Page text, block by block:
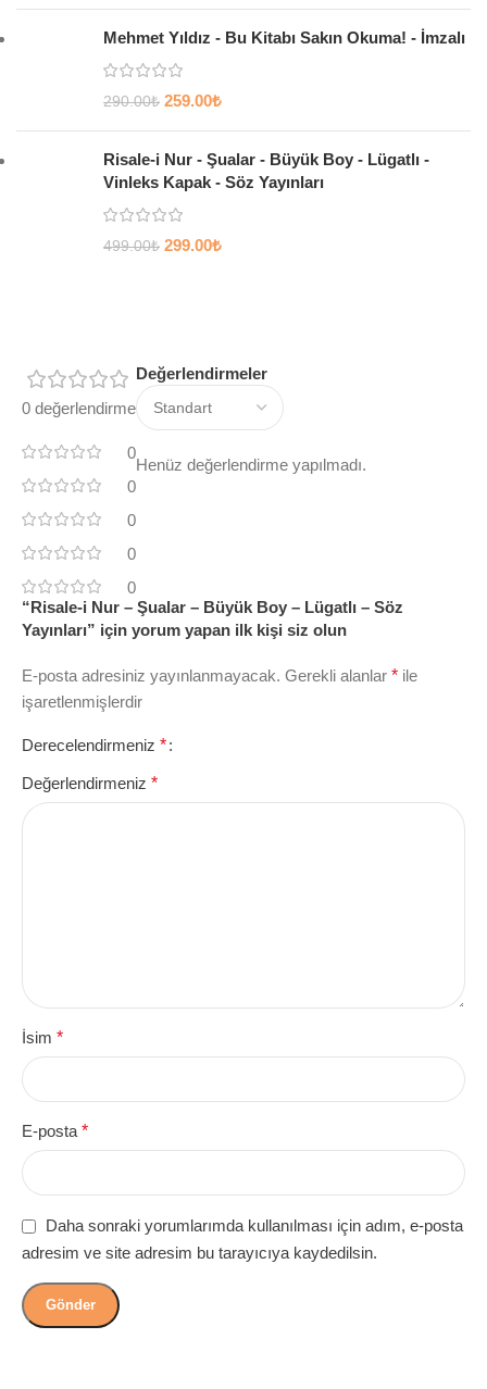
Mehmet Yıldız - Bu Kitabı Sakın Okuma! - İmzalı
290.00₺ 259.00₺
Risale-i Nur - Şualar - Büyük Boy - Lügatlı -
Vinleks Kapak - Söz Yayınları
499.00₺ 299.00₺
0 değerlendirme
0
0
0
0
0
Değerlendirmeler
Henüz değerlendirme yapılmadı.
“Risale-i Nur – Şualar – Büyük Boy – Lügatlı – Söz
Yayınları” için yorum yapan ilk kişi siz olun
E-posta adresiniz yayınlanmayacak. Gerekli alanlar * ile
işaretlenmişlerdir
Derecelendirmeniz *
Değerlendirmeniz *
İsim *
E-posta *
Daha sonraki yorumlarımda kullanılması için adım, e-posta
adresim ve site adresim bu tarayıcıya kaydedilsin.